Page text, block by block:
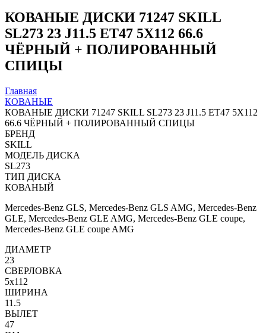
КОВАНЫЕ ДИСКИ 71247 SKILL
SL273 23 J11.5 ET47 5X112 66.6
ЧЁРНЫЙ + ПОЛИРОВАННЫЙ
СПИЦЫ
Главная
КОВАНЫЕ
КОВАНЫЕ ДИСКИ 71247 SKILL SL273 23 J11.5 ET47 5X112
66.6 ЧЁРНЫЙ + ПОЛИРОВАННЫЙ СПИЦЫ
БРЕНД
SKILL
МОДЕЛЬ ДИСКА
SL273
ТИП ДИСКА
КОВАНЫЙ
Mercedes-Benz GLS, Mercedes-Benz GLS AMG, Mercedes-Benz
GLE, Mercedes-Benz GLE AMG, Mercedes-Benz GLE coupe,
Mercedes-Benz GLE coupe AMG
ДИАМЕТР
23
СВЕРЛОВКА
5x112
ШИРИНА
11.5
ВЫЛЕТ
47